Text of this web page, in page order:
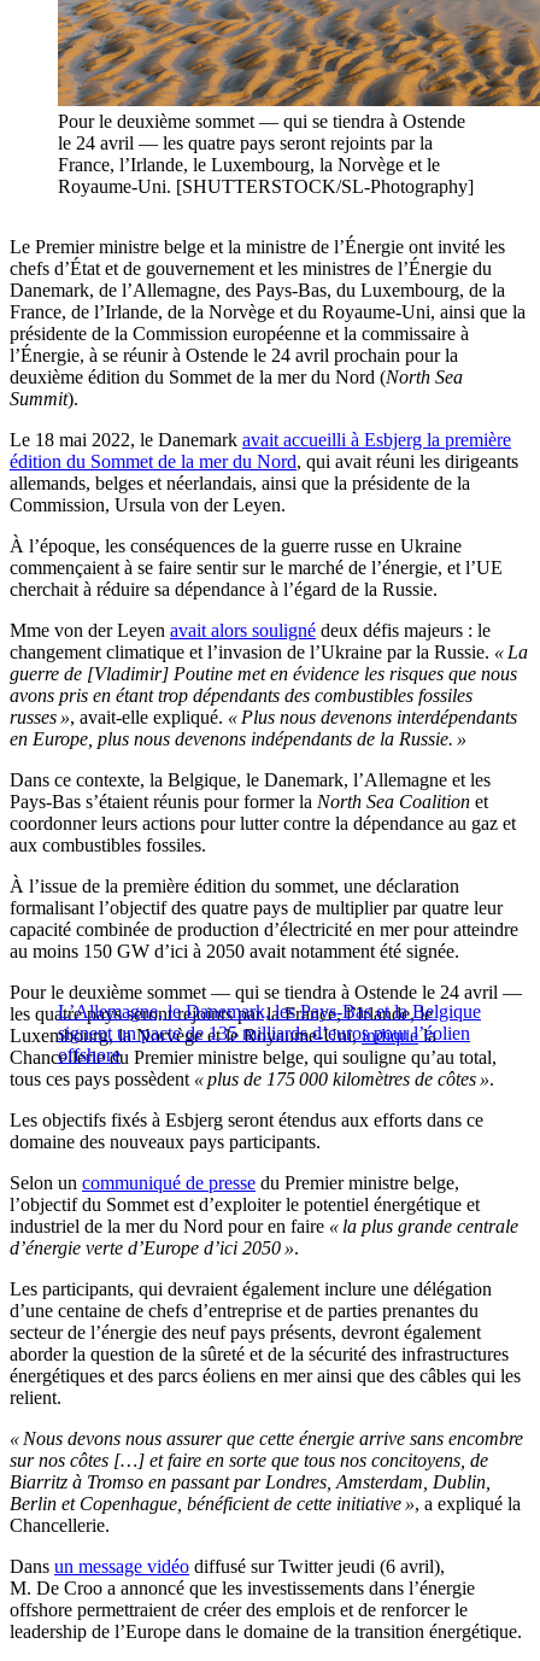
Pour le deuxième sommet — qui se tiendra à Ostende
le 24 avril — les quatre pays seront rejoints par la
France, l’Irlande, le Luxembourg, la Norvège et le
Royaume-Uni. [SHUTTERSTOCK/SL-Photography]
Le Premier ministre belge et la ministre de l’Énergie ont invité les
chefs d’État et de gouvernement et les ministres de l’Énergie du
Danemark, de l’Allemagne, des Pays-Bas, du Luxembourg, de la
France, de l’Irlande, de la Norvège et du Royaume-Uni, ainsi que la
présidente de la Commission européenne et la commissaire à
l’Énergie, à se réunir à Ostende le 24 avril prochain pour la
deuxième édition du Sommet de la mer du Nord (North Sea
Summit).
Le 18 mai 2022, le Danemark avait accueilli à Esbjerg la première
édition du Sommet de la mer du Nord, qui avait réuni les dirigeants
allemands, belges et néerlandais, ainsi que la présidente de la
Commission, Ursula von der Leyen.
À l’époque, les conséquences de la guerre russe en Ukraine
commençaient à se faire sentir sur le marché de l’énergie, et l’UE
cherchait à réduire sa dépendance à l’égard de la Russie.
Mme von der Leyen avait alors souligné deux défis majeurs : le
changement climatique et l’invasion de l’Ukraine par la Russie. « La
guerre de [Vladimir] Poutine met en évidence les risques que nous
avons pris en étant trop dépendants des combustibles fossiles
russes », avait-elle expliqué. « Plus nous devenons interdépendants
en Europe, plus nous devenons indépendants de la Russie. »
Dans ce contexte, la Belgique, le Danemark, l’Allemagne et les
Pays-Bas s’étaient réunis pour former la North Sea Coalition et
coordonner leurs actions pour lutter contre la dépendance au gaz et
aux combustibles fossiles.
À l’issue de la première édition du sommet, une déclaration
formalisant l’objectif des quatre pays de multiplier par quatre leur
capacité combinée de production d’électricité en mer pour atteindre
au moins 150 GW d’ici à 2050 avait notamment été signée.
L’Allemagne, le Danemark, les Pays-Bas et la Belgique
signent un pacte de 135 milliards d’euros pour l’éolien
offshore
Pour le deuxième sommet — qui se tiendra à Ostende le 24 avril —
les quatre pays seront rejoints par la France, l’Irlande, le
Luxembourg, la Norvège et le Royaume-Uni,indiquela
Chancellerie du Premier ministre belge, qui souligne qu’au total,
tous ces pays possèdent « plus de 175 000 kilomètres de côtes ».
Les objectifs fixés à Esbjerg seront étendus aux efforts dans ce
domaine des nouveaux pays participants.
Selon un communiqué de presse du Premier ministre belge,
l’objectif du Sommet est d’exploiter le potentiel énergétique et
industriel de la mer du Nord pour en faire « la plus grande centrale
d’énergie verte d’Europe d’ici 2050 ».
Les participants, qui devraient également inclure une délégation
d’une centaine de chefs d’entreprise et de parties prenantes du
secteur de l’énergie des neuf pays présents, devront également
aborder la question de la sûreté et de la sécurité des infrastructures
énergétiques et des parcs éoliens en mer ainsi que des câbles qui les
relient.
« Nous devons nous assurer que cette énergie arrive sans encombre
sur nos côtes […] et faire en sorte que tous nos concitoyens, de
Biarritz à Tromso en passant par Londres, Amsterdam, Dublin,
Berlin et Copenhague, bénéficient de cette initiative », a expliqué la
Chancellerie.
Dans un message vidéo diffusé sur Twitter jeudi (6 avril),
M. De Croo a annoncé que les investissements dans l’énergie
offshore permettraient de créer des emplois et de renforcer le
leadership de l’Europe dans le domaine de la transition énergétique.